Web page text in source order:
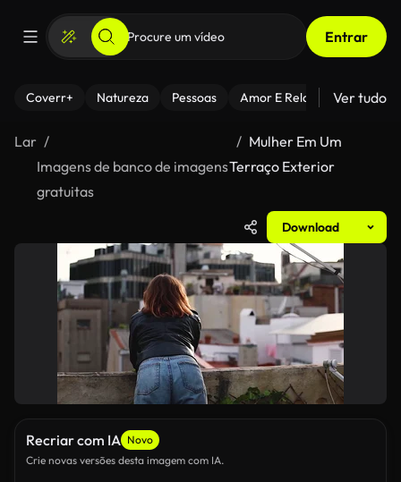
Entrar
Coverr+ Natureza Pessoas Amor E Relacionamentos
Ver tudo
Lar
Imagens de banco de imagens
gratuitas
Mulher Em Um
Terraço Exterior
Download
Recriar com IA Novo
Crie novas versões desta imagem com IA.